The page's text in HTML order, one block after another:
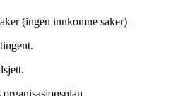
(ingen innkomne saker)